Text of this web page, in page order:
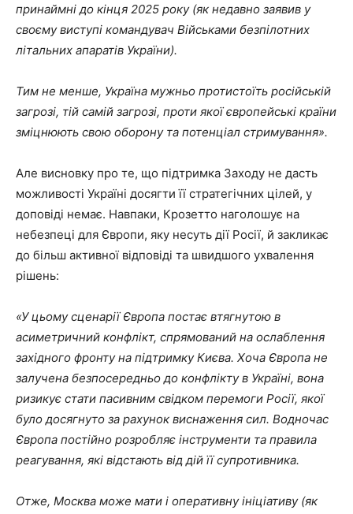
принаймні до кінця 2025 року (як недавно заявив у
своєму виступі командувач Військами безпілотних
літальних апаратів України).
Тим не менше, Україна мужньо протистоїть російській
загрозі, тій самій загрозі, проти якої європейські країни
зміцнюють свою оборону та потенціал стримування».
Але висновку про те, що підтримка Заходу не дасть
можливості Україні досягти її стратегічних цілей, у
доповіді немає. Навпаки, Крозетто наголошує на
небезпеці для Європи, яку несуть дії Росії, й закликає
до більш активної відповіді та швидшого ухвалення
рішень:
«У цьому сценарії Європа постає втягнутою в
асиметричний конфлікт, спрямований на ослаблення
західного фронту на підтримку Києва. Хоча Європа не
залучена безпосередньо до конфлікту в Україні, вона
ризикує стати пасивним свідком перемоги Росії, якої
було досягнуто за рахунок виснаження сил. Водночас
Європа постійно розробляє інструменти та правила
реагування, які відстають від дій її супротивника.
Отже, Москва може мати і оперативну ініціативу (як